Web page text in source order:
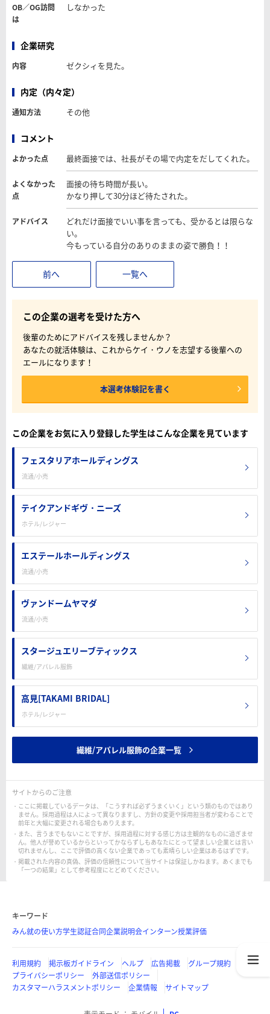
OB／OG訪問
は
しなかった
企業研究
内容 ゼクシィを見た。
内定（内々定）
通知方法 その他
コメント
よかった点 最終面接では、社長がその場で内定をだしてくれた。
よくなかった
点
面接の待ち時間が長い。
かなり押して30分ほど待たされた。
アドバイス
どれだけ面接でいい事を言っても、受かるとは限らな
い。
今もっている自分のありのままの姿で勝負！！
前へ 一覧へ
この企業の選考を受けた方へ
後輩のためにアドバイスを残しませんか？
あなたの就活体験は、これからケイ・ウノを志望する後輩への
エールになります！
本選考体験記を書く
この企業をお気に入り登録した学生はこんな企業を見ています
フェスタリアホールディングス
流通/小売
テイクアンドギヴ・ニーズ
ホテル/レジャー
エステールホールディングス
流通/小売
ヴァンドームヤマダ
流通/小売
スタージュエリーブティックス
繊維/アパレル服飾
高見[TAKAMI BRIDAL]
ホテル/レジャー
繊維/アパレル服飾の企業一覧
サイトからのご注意
ここに掲載しているデータは、「こうすれば必ずうまくいく」という類のものではあり
ません。採用過程は人によって異なりますし、方針の変更や採用担当者が変わることで
前年と大幅に変更される場合もありえます。
また、言うまでもないことですが、採用過程に対する感じ方は主観的なものに過ぎませ
ん。他人が誉めているからといってかならずしもあなたにとって望ましい企業とは言い
切れませんし、ここで評価の高くない企業であっても素晴らしい企業はあるはずです。
掲載された内容の真偽、評価の信頼性について当サイトは保証しかねます。あくまでも
「一つの結果」として参考程度にとどめてください。
キーワード
みん就の使い方学生認証合同企業説明会インターン授業評価
利用規約 掲示板ガイドライン ヘルプ 広告掲載
グループ規約
プライバシーポリシー
外部送信ポリシー
カスタマーハラスメントポリシー
企業情報 サイトマップ